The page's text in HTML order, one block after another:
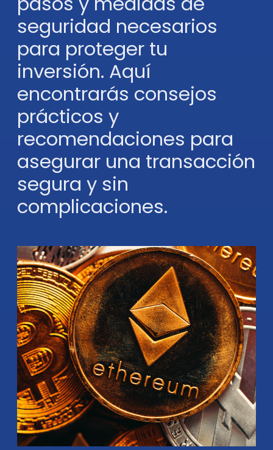
seguridad necesarios
para proteger tu
inversión. Aquí
encontrarás consejos
prácticos y
recomendaciones para
asegurar una transacción
segura y sin
complicaciones.